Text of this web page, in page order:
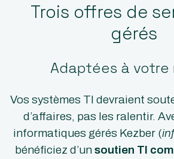
Trois offres de
gérés
Adaptées à votre
Vos systèmes TI devraient
d’affaires, pas les ralentir.
informatiques gérés Kezber (
bénéficiez d’unsoutien TI